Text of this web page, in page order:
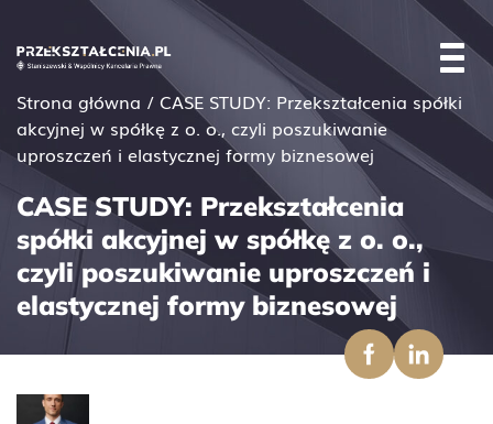
Strona główna /CASE STUDY: Przekształcenia spółki
akcyjnej w spółkę z o. o., czyli poszukiwanie
uproszczeń i elastycznej formy biznesowej
CASE STUDY: Przekształcenia
spółki akcyjnej w spółkę z o. o.,
czyli poszukiwanie uproszczeń i
elastycznej formy biznesowej